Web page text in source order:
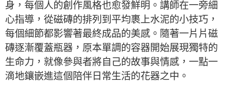
身，每個人的創作風格也愈發鮮明。講師在一旁細
心指導，從磁磚的排列到平均裹上水泥的小技巧，
每個細節都影響著最終成品的美感。隨著一片片磁
磚逐漸覆蓋瓶器，原本單調的容器開始展現獨特的
生命力，就像參與者將自己的故事與情感，一點一
滴地鑲嵌進這個陪伴日常生活的花器之中。